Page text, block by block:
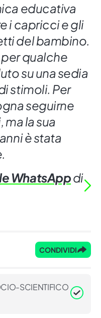
educativa
i capricci e gli
del bambino.
qualche
su una sedia
stimoli. Per
seguirne
ma la sua
è stata
WhatsAppdi
CONDIVIDI
SCIENTIFICO